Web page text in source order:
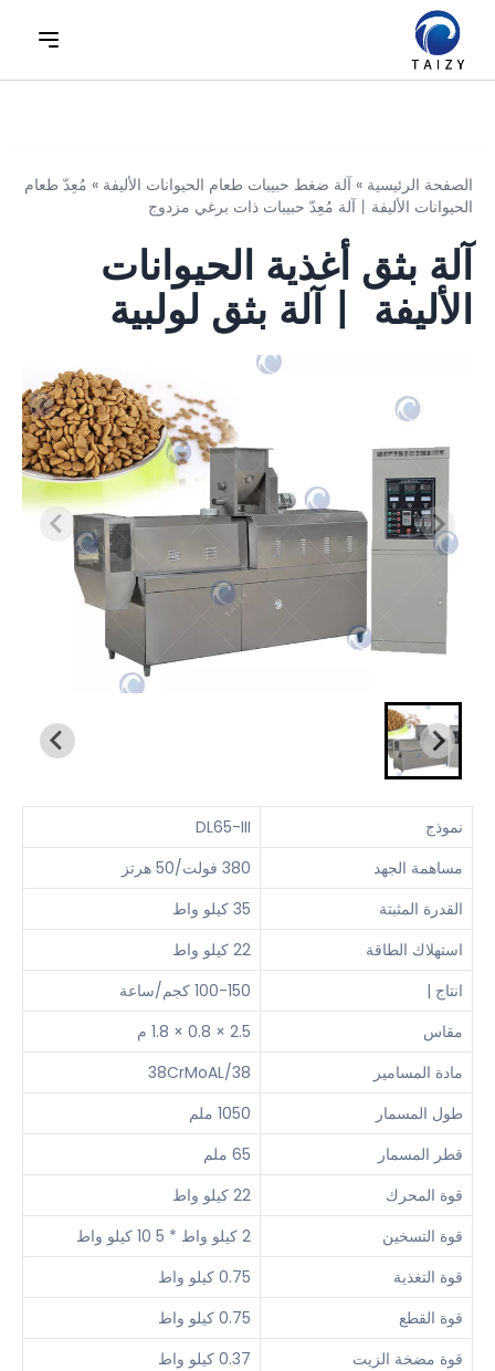
الصفحة الرئيسية » آلة ضغط حبيبات طعام الحيوانات الأليفة » مُعِدّ طعام
الحيوانات الأليفة丨آلة مُعِدّ حبيبات ذات برغي مزدوج
آلة بثق أغذية الحيوانات
الأليفة 丨آلة بثق لولبية
نموذج
DL65-III
مساهمة الجهد
380 فولت/50 هرتز
القدرة المثبتة
35 كيلو واط
استهلاك الطاقة
22 كيلو واط
انتاج |
100-150 كجم/ساعة
مقاس
2.5 × 0.8 × 1.8 م
مادة المسامير
38CrMoAL/38
طول المسمار
1050 ملم
قطر المسمار
65 ملم
قوة المحرك
22 كيلو واط
قوة التسخين
2 كيلو واط * 5 10 كيلو واط
قوة التغذية
0.75 كيلو واط
قوة القطع
0.75 كيلو واط
قوة مضخة الزيت
0.37 كيلو واط